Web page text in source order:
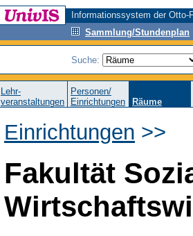
Informationssystem der
Sammlung/Stundenplan
Suche:
Lehr-
veranstaltungen
Personen/
Einrichtungen
Räume
Einrichtungen >>
Fakultät